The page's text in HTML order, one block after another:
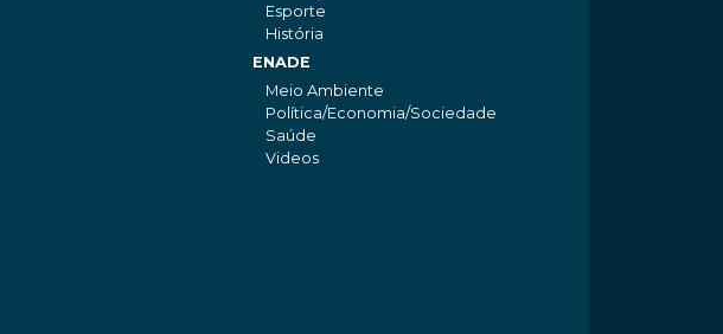
Esporte
História
ENADE
Meio Ambiente
Política/Economia/Sociedade
Saúde
Videos